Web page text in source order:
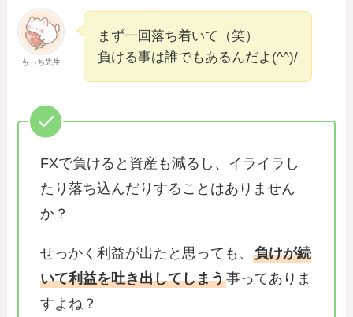
もっち先生
まず一回落ち着いて（笑）
負ける事は誰でもあるんだよ(^^)/
FXで負けると資産も減るし、イライラし
たり落ち込んだりすることはありません
か？
せっかく利益が出たと思っても、負けが続
いて利益を吐き出してしまう事ってありま
すよね？